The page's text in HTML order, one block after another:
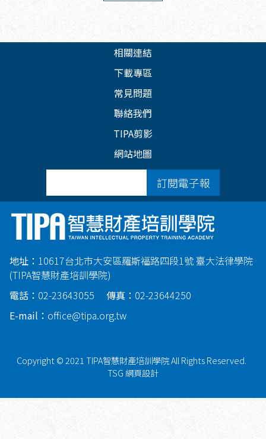
相關連結
下載專區
常見問題
聯絡我們
TIPA剪影
網站地圖
訂閱電子報
地址： 10617台北市大安區羅斯福路四段1號 臺大法律學院
(TIPA智慧財產培訓學院)
電話： 02-23643055 傳真： 02-23644250
E-mail： office@tipa.org.tw
Copyright © 2021 TIPA智慧財產培訓學院 All Rights Reserved.
TSG 網頁設計